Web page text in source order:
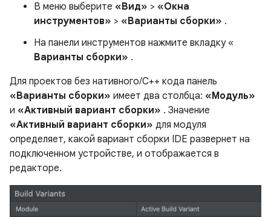
В меню выберите «Вид» > «Окна
инструментов» > «Варианты сборки» .
На панели инструментов нажмите вкладку «
Варианты сборки» .
Для проектов без нативного/C++ кода панель
«Варианты сборки» имеет два столбца: «Модуль»
и «Активный вариант сборки» . Значение
«Активный вариант сборки» для модуля
определяет, какой вариант сборки IDE развернет на
подключенном устройстве, и отображается в
редакторе.